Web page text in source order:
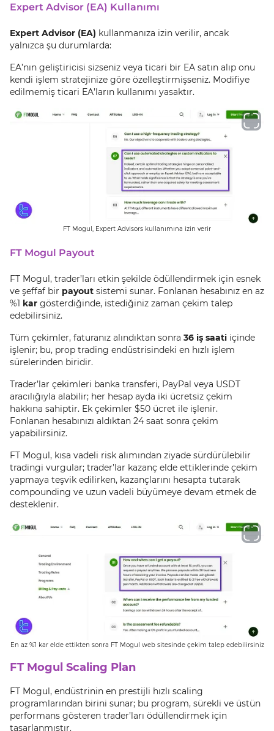
Expert Advisor (EA) Kullanımı
Expert Advisor (EA) kullanmanıza izin verilir, ancak
yalnızca şu durumlarda:
EA’nın geliştiricisi sizseniz veya ticari bir EA satın alıp onu
kendi işlem stratejinize göre özelleştirmişseniz. Modifiye
edilmemiş ticari EA’ların kullanımı yasaktır.
FT Mogul, Expert Advisors kullanımına izin verir
FT Mogul Payout
FT Mogul, trader’ları etkin şekilde ödüllendirmek için esnek
ve şeffaf bir payout sistemi sunar. Fonlanan hesabınız en az
%1 kar gösterdiğinde, istediğiniz zaman çekim talep
edebilirsiniz.
Tüm çekimler, faturanız alındıktan sonra 36 iş saati içinde
işlenir; bu, prop trading endüstrisindeki en hızlı işlem
sürelerinden biridir.
Trader’lar çekimleri banka transferi, PayPal veya USDT
aracılığıyla alabilir; her hesap ayda iki ücretsiz çekim
hakkına sahiptir. Ek çekimler $50 ücret ile işlenir.
Fonlanan hesabınızı aldıktan 24 saat sonra çekim
yapabilirsiniz.
FT Mogul, kısa vadeli risk alımından ziyade sürdürülebilir
tradingi vurgular; trader’lar kazanç elde ettiklerinde çekim
yapmaya teşvik edilirken, kazançlarını hesapta tutarak
compounding ve uzun vadeli büyümeye devam etmek de
desteklenir.
En az %1 kar elde ettikten sonra FT Mogul web sitesinde çekim talep edebilirsiniz
FT Mogul Scaling Plan
FT Mogul, endüstrinin en prestijli hızlı scaling
programlarından birini sunar; bu program, sürekli ve üstün
performans gösteren trader’ları ödüllendirmek için
tasarlanmıştır.